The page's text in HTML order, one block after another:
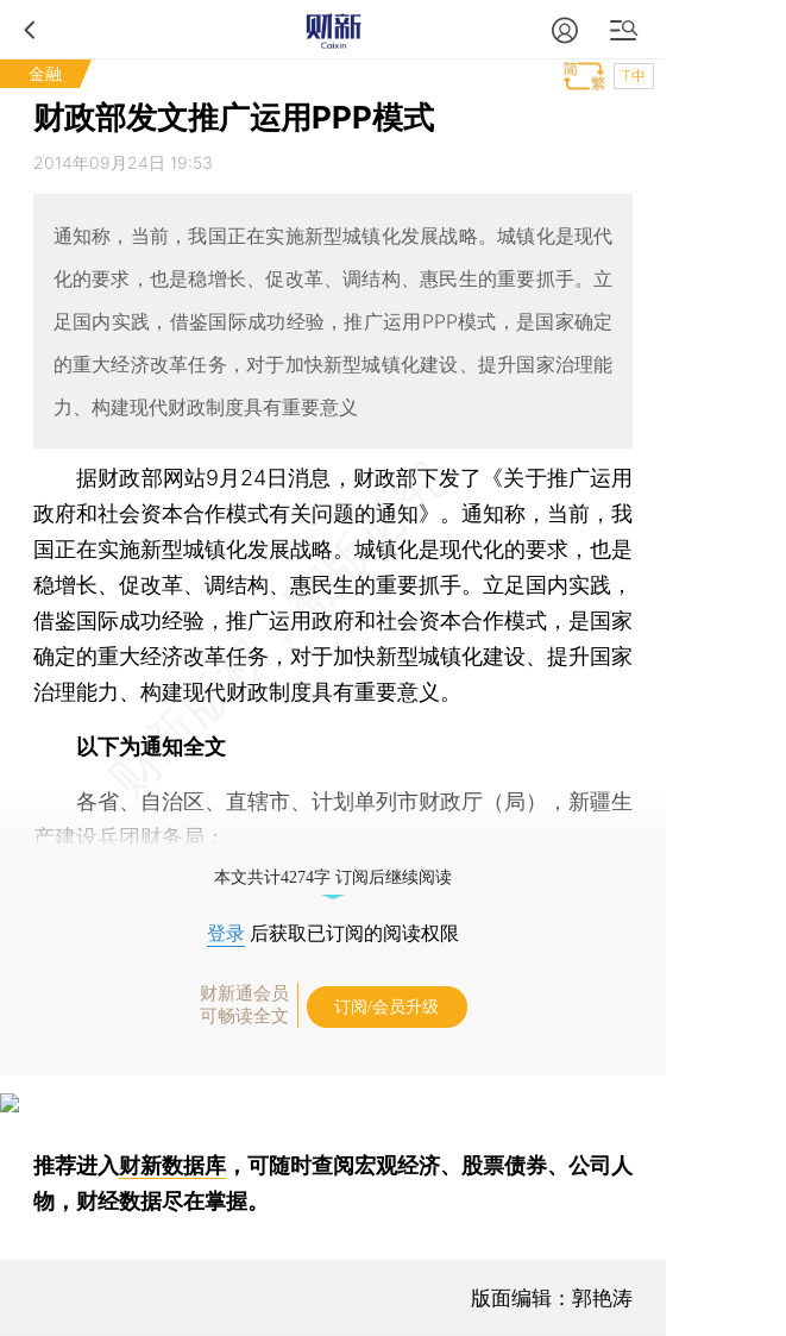
金融 T中
财政部发文推广运用PPP模式
2014年09月24日 19:53
通知称，当前，我国正在实施新型城镇化发展战略。城镇化是现代
化的要求，也是稳增长、促改革、调结构、惠民生的重要抓手。立
足国内实践，借鉴国际成功经验，推广运用PPP模式，是国家确定
的重大经济改革任务，对于加快新型城镇化建设、提升国家治理能
力、构建现代财政制度具有重要意义
据财政部网站9月24日消息，财政部下发了《关于推广运用
政府和社会资本合作模式有关问题的通知》。通知称，当前，我
国正在实施新型城镇化发展战略。城镇化是现代化的要求，也是
稳增长、促改革、调结构、惠民生的重要抓手。立足国内实践，
借鉴国际成功经验，推广运用政府和社会资本合作模式，是国家
确定的重大经济改革任务，对于加快新型城镇化建设、提升国家
治理能力、构建现代财政制度具有重要意义。
以下为通知全文
各省、自治区、直辖市、计划单列市财政厅（局），新疆生
产建设兵团财务局：
本文共计4274字 订阅后继续阅读
登录 后获取已订阅的阅读权限
财新通会员
可畅读全文
订阅/会员升级
推荐进入财新数据库 ，可随时查阅宏观经济、股票债券、公司人
物，财经数据尽在掌握。
版面编辑：郭艳涛